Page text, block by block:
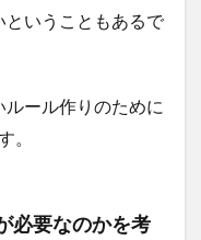
ということもあるで
ール作りのために
。
必要なのかを考